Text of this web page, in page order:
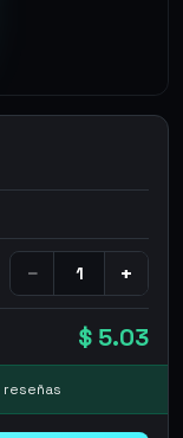
− +
$ 5.03
reseñas